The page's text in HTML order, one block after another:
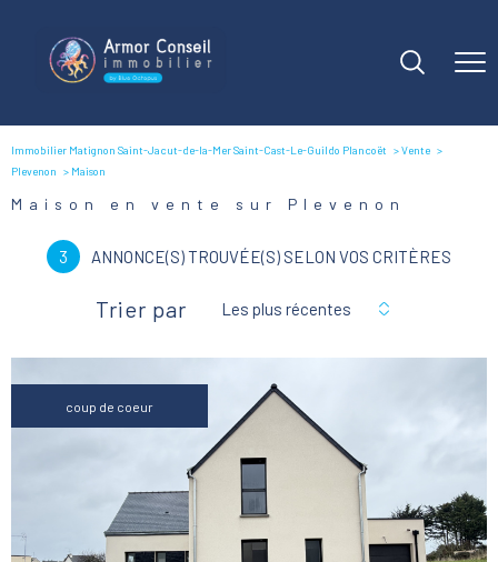
Immobilier Matignon Saint-Jacut-de-la-Mer Saint-Cast-Le-Guildo Plancoët
Vente
Plevenon
Maison
Maison en vente sur Plevenon
3 ANNONCE(S) TROUVÉE(S) SELON VOS CRITÈRES
Trier par Les plus récentes
coup de coeur